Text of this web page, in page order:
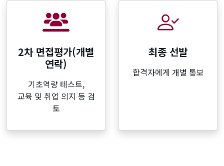
2차 면접평가(개별
연락)
기초역량 테스트,
교육 및 취업 의지 등 검
토
최종 선발
합격자에게 개별 통보